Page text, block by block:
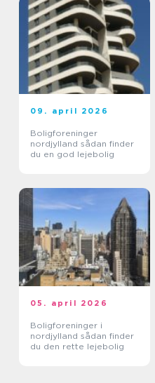
09. april 2026
Boligforeninger
nordjylland sådan finder
du en god lejebolig
05. april 2026
Boligforeninger i
nordjylland sådan finder
du den rette lejebolig